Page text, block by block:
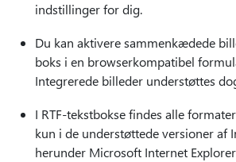
indstillinger for dig.
Du kan aktivere sammenkædede
boks i en browserkompatibel
Integrerede billeder understøttes
I RTF-tekstbokse findes alle
kun i de understøttede versioner af
herunder Microsoft Internet